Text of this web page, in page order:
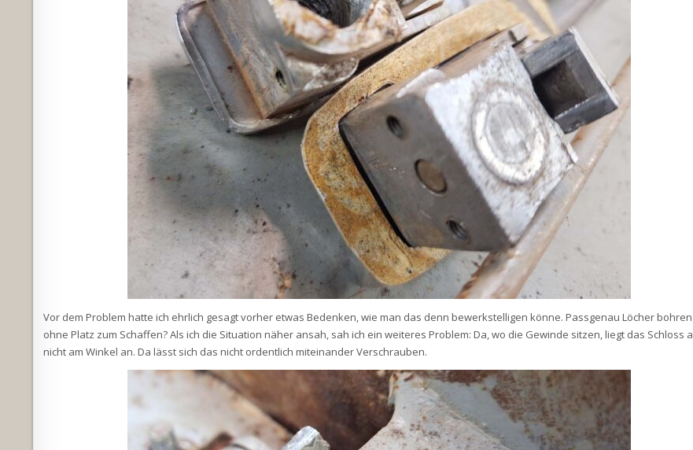
Vor dem Problem hatte ich ehrlich gesagt vorher etwas Bedenken, wie man das denn bewerkstelligen könne. Passgenau Löcher bohren
ohne Platz zum Schaffen? Als ich die Situation näher ansah, sah ich ein weiteres Problem: Da, wo die Gewinde sitzen, liegt das Schloss
nicht am Winkel an. Da lässt sich das nicht ordentlich miteinander Verschrauben.